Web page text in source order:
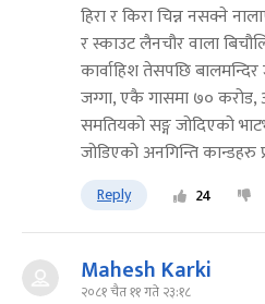
हिरा र किरा चिन्न नसक्ने
र स्काउट लैनचौर वाला
कार्वाहिश तेसपछि
जग्गा, एकै गासमा ७० करोड,
समतियको सङ्ग जोदिएको
जोडिएको अनगिन्ति कान्डहरु
Reply 24
Mahesh Karki
२०८१ चैत ११ गते २३:१८